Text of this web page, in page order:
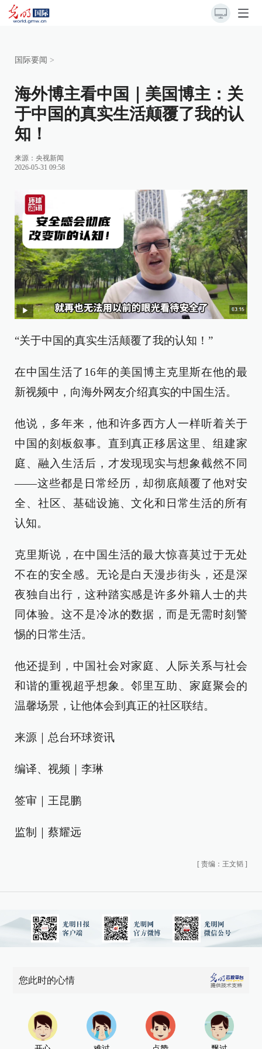
国际要闻 >
海外博主看中国｜美国博主：关
于中国的真实生活颠覆了我的认
知！
来源：央视新闻
2026-05-31 09:58
“关于中国的真实生活颠覆了我的认知！”
在中国生活了16年的美国博主克里斯在他的最
新视频中，向海外网友介绍真实的中国生活。
他说，多年来，他和许多西方人一样听着关于
中国的刻板叙事。直到真正移居这里、组建家
庭、融入生活后，才发现现实与想象截然不同
——这些都是日常经历，却彻底颠覆了他对安
全、社区、基础设施、文化和日常生活的所有
认知。
克里斯说，在中国生活的最大惊喜莫过于无处
不在的安全感。无论是白天漫步街头，还是深
夜独自出行，这种踏实感是许多外籍人士的共
同体验。这不是冷冰的数据，而是无需时刻警
惕的日常生活。
他还提到，中国社会对家庭、人际关系与社会
和谐的重视超乎想象。邻里互助、家庭聚会的
温馨场景，让他体会到真正的社区联结。
来源｜总台环球资讯
编译、视频｜李琳
签审｜王昆鹏
监制｜蔡耀远
[ 责编：王文韬 ]
您此时的心情